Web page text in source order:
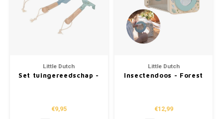
Little Dutch
Set tuingereedschap -
€9,95
Little Dutch
Insectendoos - Forest
€12,99